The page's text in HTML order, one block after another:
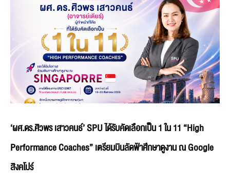
‘ผศ.ดร.ศิวพร เสาวคนธ์’ SPU ได้รับคัดเลือกเป็น 1 ใน 11 “High
Performance Coaches” เตรียมบินลัดฟ้าศึกษาดูงาน ณ Google
สิงคโปร์